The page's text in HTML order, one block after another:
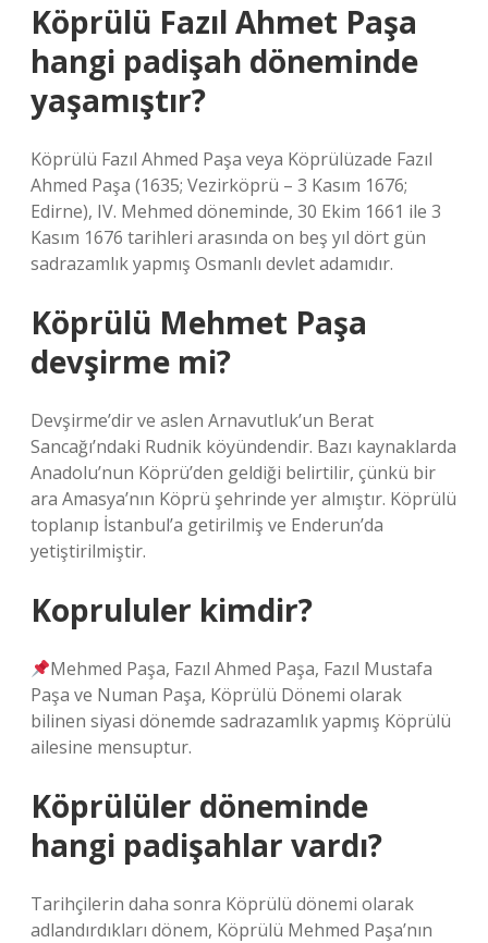
Köprülü Fazıl Ahmet Paşa
hangi padişah döneminde
yaşamıştır?
Köprülü Fazıl Ahmed Paşa veya Köprülüzade Fazıl
Ahmed Paşa (1635; Vezirköprü – 3 Kasım 1676;
Edirne), IV. Mehmed döneminde, 30 Ekim 1661 ile 3
Kasım 1676 tarihleri ​​arasında on beş yıl dört gün
sadrazamlık yapmış Osmanlı devlet adamıdır.
Köprülü Mehmet Paşa
devşirme mi?
Devşirme’dir ve aslen Arnavutluk’un Berat
Sancağı’ndaki Rudnik köyündendir. Bazı kaynaklarda
Anadolu’nun Köprü’den geldiği belirtilir, çünkü bir
ara Amasya’nın Köprü şehrinde yer almıştır. Köprülü
toplanıp İstanbul’a getirilmiş ve Enderun’da
yetiştirilmiştir.
Koprululer kimdir?
Mehmed Paşa, Fazıl Ahmed Paşa, Fazıl Mustafa
Paşa ve Numan Paşa, Köprülü Dönemi olarak
bilinen siyasi dönemde sadrazamlık yapmış Köprülü
ailesine mensuptur.
Köprülüler döneminde
hangi padişahlar vardı?
Tarihçilerin daha sonra Köprülü dönemi olarak
adlandırdıkları dönem, Köprülü Mehmed Paşa’nın